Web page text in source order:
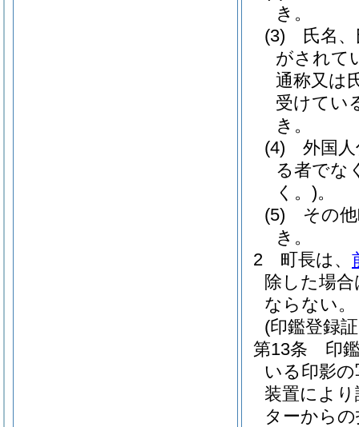
き。
(3)
氏名
がされて
通称又は
受けてい
き。
(4)
外国
る者でな
く。)。
(5)
その
き。
2
町長は、
除した場
ならない。
(印鑑登録
第13条
印
いる印影
装置によ
ターから